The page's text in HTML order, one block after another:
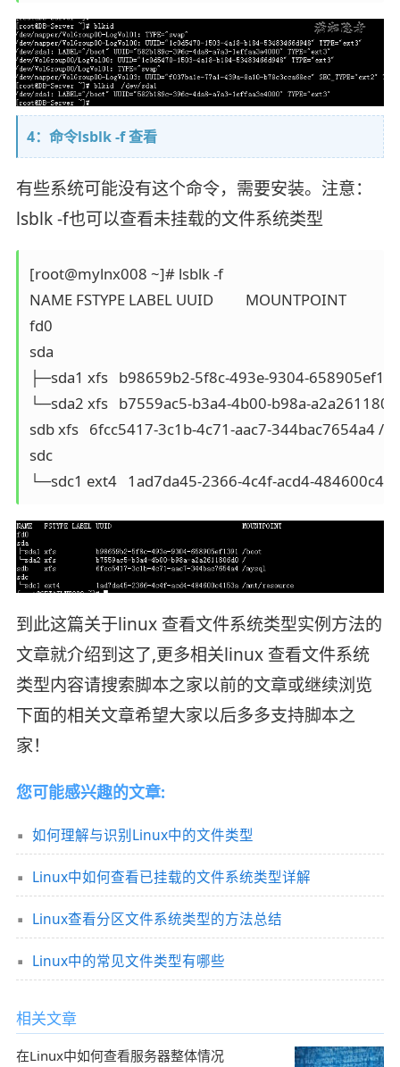
4：命令lsblk -f 查看
有些系统可能没有这个命令，需要安装。注意：
lsblk -f也可以查看未挂载的文件系统类型
[root@mylnx008 ~]# lsblk -f
NAME FSTYPE LABEL UUID         MOUNTPOINT
fd0
sda
├─sda1 xfs   b98659b2-5f8c-493e-9304-
└─sda2 xfs   b7559ac5-b3a4-4b00-b98a-
sdb xfs   6fcc5417-3c1b-4c71-aac7-344bac7654a4 /
sdc
└─sdc1 ext4   1ad7da45-2366-4c4f-acd4-
到此这篇关于linux 查看文件系统类型实例方法的
文章就介绍到这了,更多相关linux 查看文件系统
类型内容请搜索脚本之家以前的文章或继续浏览
下面的相关文章希望大家以后多多支持脚本之
家！
您可能感兴趣的文章:
如何理解与识别Linux中的文件类型
Linux中如何查看已挂载的文件系统类型详解
Linux查看分区文件系统类型的方法总结
Linux中的常见文件类型有哪些
相关文章
在Linux中如何查看服务器整体情况